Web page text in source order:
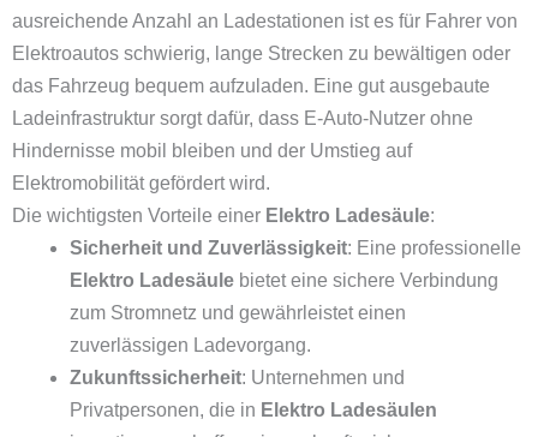
ausreichende Anzahl an Ladestationen ist es für Fahrer von
Elektroautos schwierig, lange Strecken zu bewältigen oder
das Fahrzeug bequem aufzuladen. Eine gut ausgebaute
Ladeinfrastruktur sorgt dafür, dass E-Auto-Nutzer ohne
Hindernisse mobil bleiben und der Umstieg auf
Elektromobilität gefördert wird.
Die wichtigsten Vorteile einer Elektro Ladesäule:
Sicherheit und Zuverlässigkeit: Eine professionelle
Elektro Ladesäule bietet eine sichere Verbindung
zum Stromnetz und gewährleistet einen
zuverlässigen Ladevorgang.
Zukunftssicherheit: Unternehmen und
Privatpersonen, die in Elektro Ladesäulen